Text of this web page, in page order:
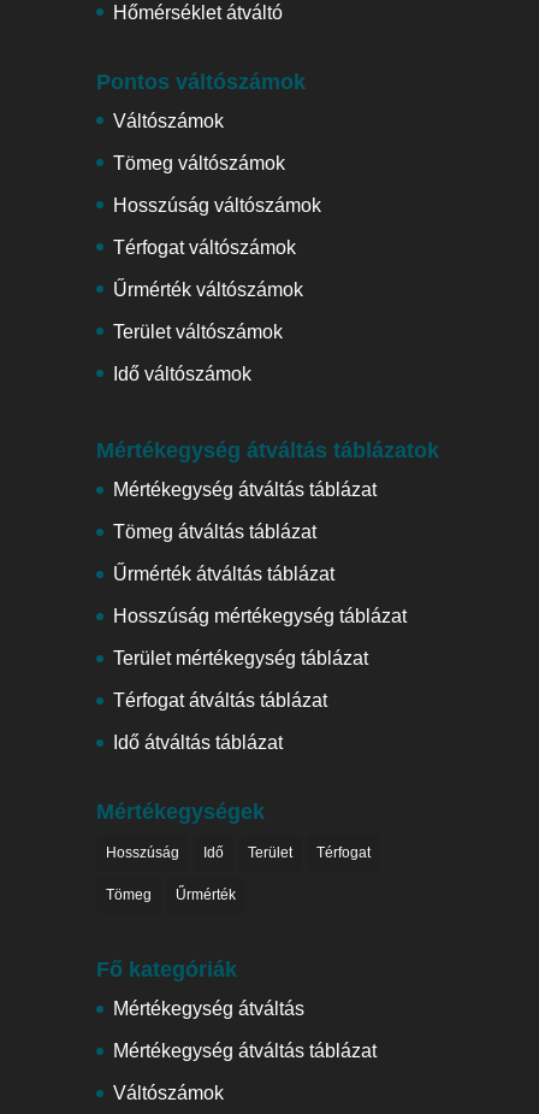
Hőmérséklet átváltó
Pontos váltószámok
Váltószámok
Tömeg váltószámok
Hosszúság váltószámok
Térfogat váltószámok
Űrmérték váltószámok
Terület váltószámok
Idő váltószámok
Mértékegység átváltás táblázatok
Mértékegység átváltás táblázat
Tömeg átváltás táblázat
Űrmérték átváltás táblázat
Hosszúság mértékegység táblázat
Terület mértékegység táblázat
Térfogat átváltás táblázat
Idő átváltás táblázat
Mértékegységek
Hosszúság Idő Terület Térfogat
Tömeg Űrmérték
Fő kategóriák
Mértékegység átváltás
Mértékegység átváltás táblázat
Váltószámok